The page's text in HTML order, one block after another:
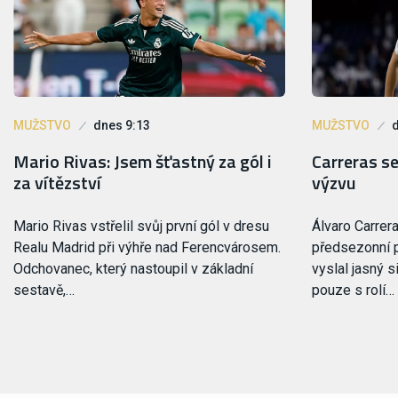
MUŽSTVO dnes 9:13
Mario Rivas: Jsem šťastný za gól i
za vítězství
Mario Rivas vstřelil svůj první gól v dresu
Realu Madrid při výhře nad Ferencvárosem.
Odchovanec, který nastoupil v základní
sestavě,…
MUŽSTVO
Carreras
výzvu
Álvaro
předsezonní
vyslal jasný
pouze s rolí…